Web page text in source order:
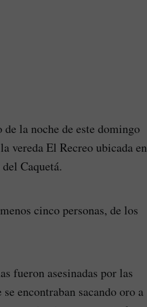
la noche de este domingo
vereda El Recreo ubicada en
Caquetá.
cinco personas, de los
fueron asesinadas por las
encontraban sacando oro a